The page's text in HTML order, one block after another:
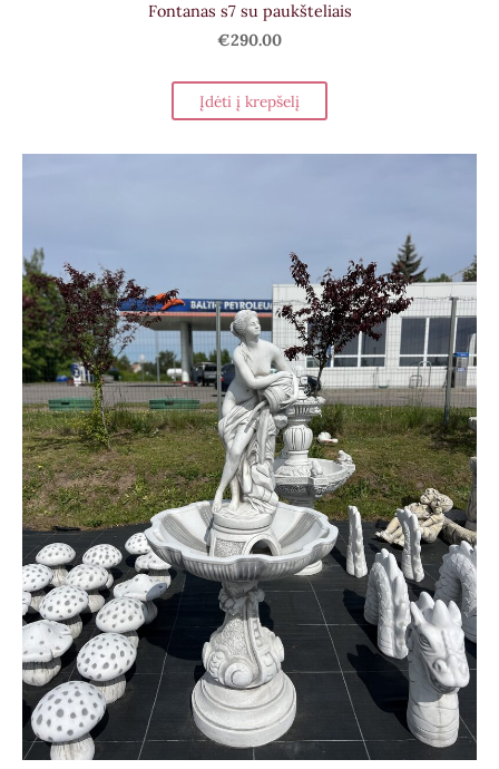
Fontanas s7 su paukšteliais
€290.00
Įdėti į krepšelį